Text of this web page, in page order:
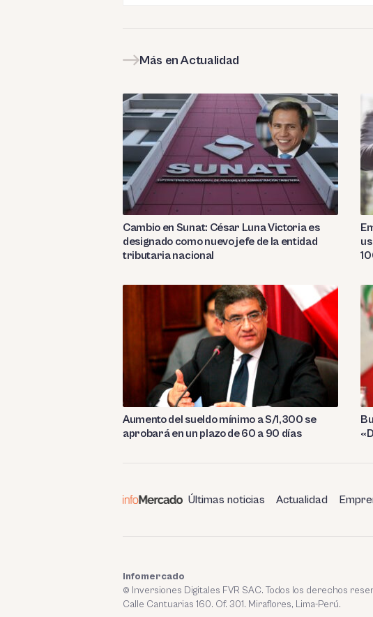
Más en Actualidad
Cambio en Sunat: César Luna Victoria es
designado como nuevo jefe de la entidad
tributaria nacional
Aumento del sueldo mínimo a S/1,300 se
aprobará en un plazo de 60 a 90 días
Últimas noticias Actualidad
Infomercado
© Inversiones Digitales FVR SAC. Todos los derechos
Calle Cantuarias 160. Of. 301. Miraflores, Lima-Perú.